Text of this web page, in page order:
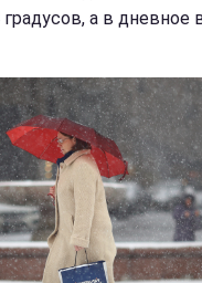
а в дневное